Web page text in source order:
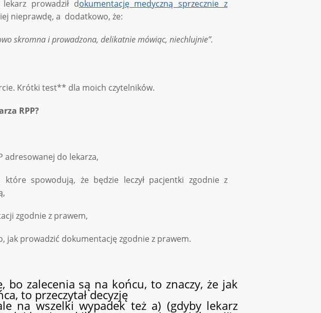
lekarz prowadził dokumentację medyczną sprzecznie z
nieprawdę, a dodatkowo, że:
skromna i prowadzona, delikatnie mówiąc, niechlujnie”.
Krótki test** dla moich czytelników.
RPP?
adresowanej do lekarza,
spowodują, że będzie leczył pacjentki zgodnie z
zgodnie z prawem,
jak prowadzić dokumentację zgodnie z prawem.
bo zalecenia są na końcu, to znaczy, że jak
to przeczytał decyzję
na wszelki wypadek też a) (gdyby lekarz